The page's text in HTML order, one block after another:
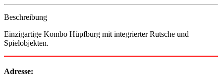
Beschreibung
Einzigartige Kombo Hüpfburg mit integrierter Rutsche und
Spielobjekten.
Adresse: